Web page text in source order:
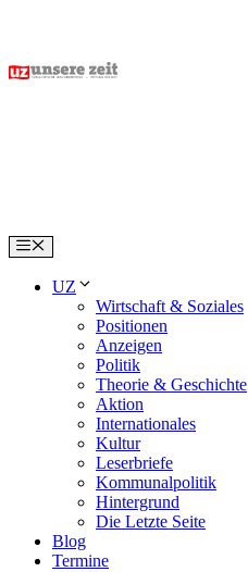
content
Menu
UZ
Wirtschaft & Soziales
Positionen
Anzeigen
Politik
Theorie & Geschichte
Aktion
Internationales
Kultur
Leserbriefe
Kommunalpolitik
Hintergrund
Die Letzte Seite
Blog
Termine